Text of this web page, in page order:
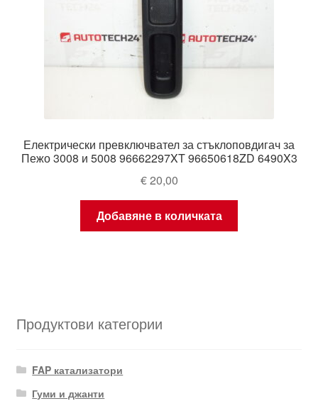
Електрически превключвател за стъклоповдигач за
Пежо 3008 и 5008 96662297XT 96650618ZD 6490X3
€20,00
Добавяне в количката
Продуктови категории
FAP катализатори
Гуми и джанти